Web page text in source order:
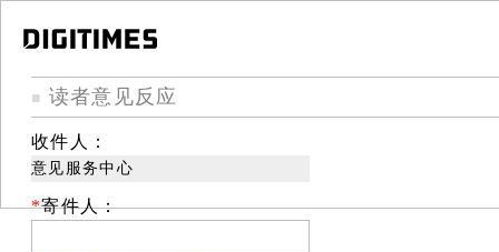
■ 读者意见反应
收件人：
意见服务中心
*寄件人：